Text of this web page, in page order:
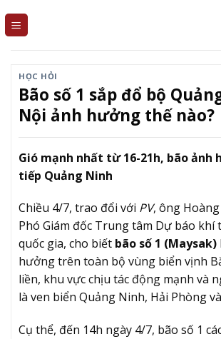
HỌC HỎI
Bão số 1 sắp đổ bộ
Nội ảnh hưởng thế nào?
Gió mạnh nhất từ 16-21h, bão ảnh
tiếp Quảng Ninh
Chiều 4/7, trao đổi với PV, ông
Phó Giám đốc Trung tâm Dự báo khí
quốc gia, cho biết bão số 1 (Maysak)
hưởng trên toàn bộ vùng biển vịnh
liền, khu vực chịu tác động mạnh và
là ven biển Quảng Ninh, Hải Phòng
Cụ thể, đến 14h ngày 4/7, bão số 1